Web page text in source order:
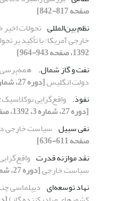
صفحه 817-842]
نظم بین‌المللی تحولات
خارجی آمریکا: با تأکید بر
1392، صفحه 943-964]
نفت و گاز شمال. ‏
‏دولت انگلیس[دوره 27، شماره 2، 1392، صفحه 473-508]
نفوذ.‏ واقع‌گرایی
[دوره 27، شماره 3، 1392، صفحه 659-678]
نفی سبیل سیاست خارجی
صفحه 611-636]
نقد موازنه قدرت
‏سیاست خارجی[دوره 27، شماره 3، 1392، صفحه 659-678]
نهاد توسعه‌ای دیپلماسی